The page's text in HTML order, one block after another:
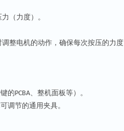
（力度）。
整电机的动作，确保每次按压的力度
的PCBA、整机面板等）。
调节的通用夹具。